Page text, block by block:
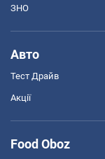
ЗНО
Авто
Тест Драйв
Акції
Food Oboz